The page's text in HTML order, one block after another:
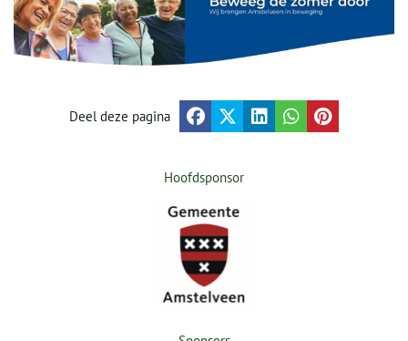
Deel deze pagina
Hoofdsponsor